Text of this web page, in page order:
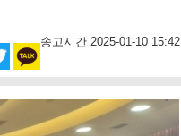
송고시간 2025-01-10 15:42